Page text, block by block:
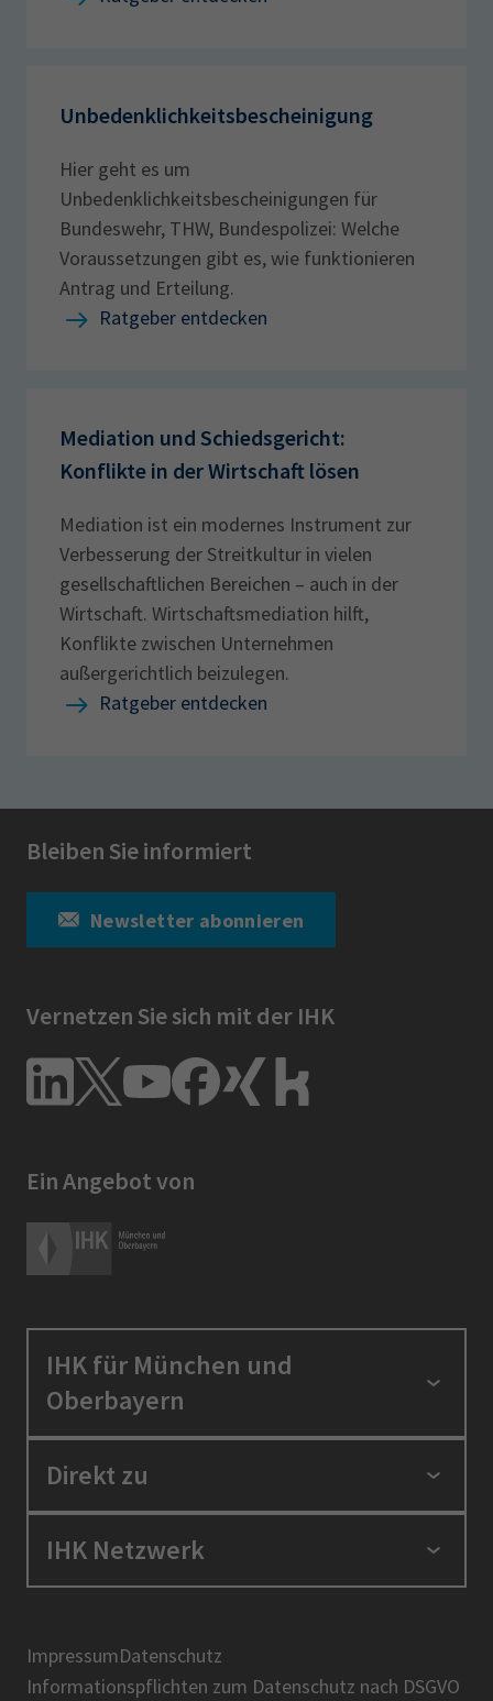
Unbedenklichkeitsbescheinigung
Hier geht es um
Unbedenklichkeitsbescheinigungen für
Bundeswehr, THW, Bundespolizei: Welche
Voraussetzungen gibt es, wie funktionieren
Antrag und Erteilung.
Ratgeber entdecken
Mediation und Schiedsgericht:
Konflikte in der Wirtschaft lösen
Mediation ist ein modernes Instrument zur
Verbesserung der Streitkultur in ‎vielen
gesellschaftlichen Bereichen – auch in der
Wirtschaft. Wirtschaftsmediation hilft,
Konflikte zwischen Unternehmen
außergerichtlich beizulegen.
Ratgeber entdecken
Bleiben Sie informiert
Newsletter abonnieren
Vernetzen Sie sich mit der IHK
Ein Angebot von
IHK für München und
Oberbayern
Standortpolitik
Berufszugang
Über uns
Direkt zu
Positionen
Presse
IHK-Magazin
IHK Netzwerk
BIHK
DIHK
ImpressumDatenschutz
Informationspflichten zum Datenschutz nach DSGVO